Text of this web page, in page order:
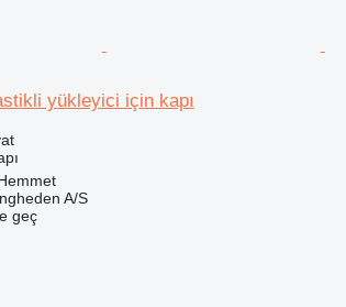
yükleyici için kapı
A/S
geç